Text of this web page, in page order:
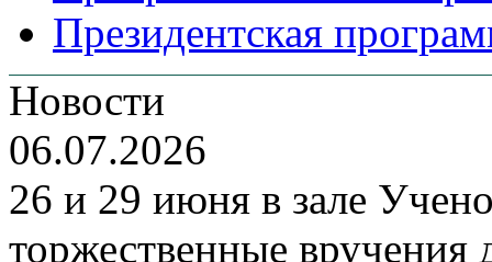
Президентская
Новости
06.07.2026
26 и 29 июня в зале
торжественные